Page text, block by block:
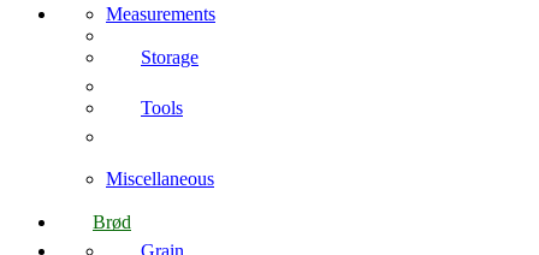
Measurements
Storage
Tools
Miscellaneous
Brød
Grain